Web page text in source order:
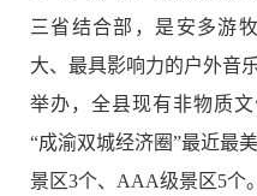
三省结合部，是安多游
大、最具影响力的户外音
举办，全县现有非物质
“成渝双城经济圈”最近最
景区3个、 AAA级景区5个。